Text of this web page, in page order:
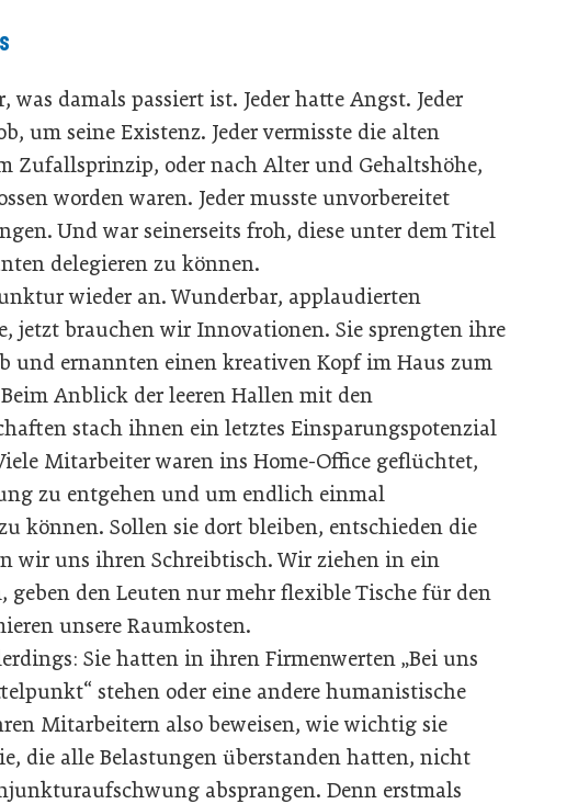
was damals passiert ist. Jeder hatte Angst. Jeder
um seine Existenz. Jeder vermisste die alten
Zufallsprinzip, oder nach Alter und Gehaltshöhe,
worden waren. Jeder musste unvorbereitet
Und war seinerseits froh, diese unter dem Titel
delegieren zu können.
wieder an. Wunderbar, applaudierten
jetzt brauchen wir Innovationen. Sie sprengten ihre
und ernannten einen kreativen Kopf im Haus zum
Anblick der leeren Hallen mit den
stach ihnen ein letztes Einsparungspotenzial
Mitarbeiter waren ins Home-Office geflüchtet,
zu entgehen und um endlich einmal
können. Sollen sie dort bleiben, entschieden die
wir uns ihren Schreibtisch. Wir ziehen in ein
geben den Leuten nur mehr flexible Tische für den
unsere Raumkosten.
Sie hatten in ihren Firmenwerten „Bei uns
stehen oder eine andere humanistische
Mitarbeitern also beweisen, wie wichtig sie
die alle Belastungen überstanden hatten, nicht
absprangen. Denn erstmals